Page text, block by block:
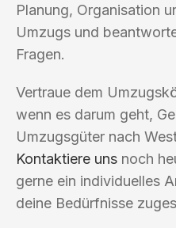
Planung, Organisation
Umzugs und
Fragen.
Vertraue dem
wenn es darum geht,
Umzugsgüter nach
Kontaktiere uns noch
gerne ein individuelles
deine Bedürfnisse